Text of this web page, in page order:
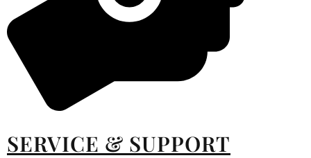
SERVICE & SUPPORT